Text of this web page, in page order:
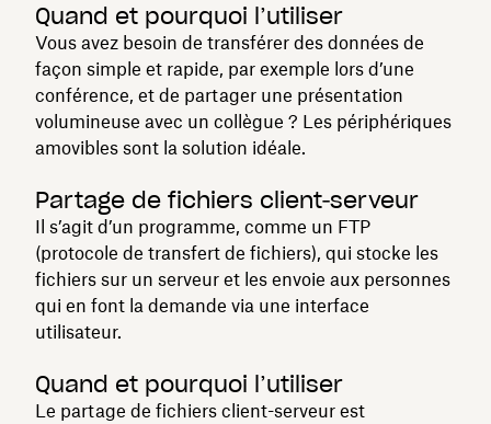
Quand et pourquoi l’utiliser
Vous avez besoin de transférer des données de
façon simple et rapide, par exemple lors d’une
conférence, et de partager une présentation
volumineuse avec un collègue ? Les périphériques
amovibles sont la solution idéale.
Partage de fichiers client‑serveur
Il s’agit d’un programme, comme un FTP
(protocole de transfert de fichiers), qui stocke les
fichiers sur un serveur et les envoie aux personnes
qui en font la demande via une interface
utilisateur.
Quand et pourquoi l’utiliser
Le partage de fichiers client-serveur est